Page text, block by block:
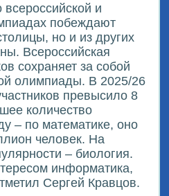
и
побеждают
но и из других
Всероссийская
сохраняет за собой
олимпиады. В 2025/26
превысило 8
количество
– по математике, оно
человек. На
– биология.
информатика,
Сергей Кравцов.